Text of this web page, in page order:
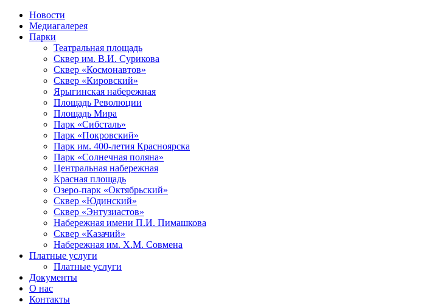
Новости
Медиагалерея
Парки
Театральная площадь
Сквер им. В.И. Сурикова
Сквер «Космонавтов»
Сквер «Кировский»
Ярыгинская набережная
Площадь Революции
Площадь Мира
Парк «Сибсталь»
Парк «Покровский»
Парк им. 400-летия Красноярска
Парк «Солнечная поляна»
Центральная набережная
Красная площадь
Озеро-парк «Октябрьский»
Сквер «Юдинский»
Сквер «Энтузиастов»
Набережная имени П.И. Пимашкова
Сквер «Казачий»
Набережная им. Х.М. Совмена
Платные услуги
Платные услуги
Документы
О нас
Контакты